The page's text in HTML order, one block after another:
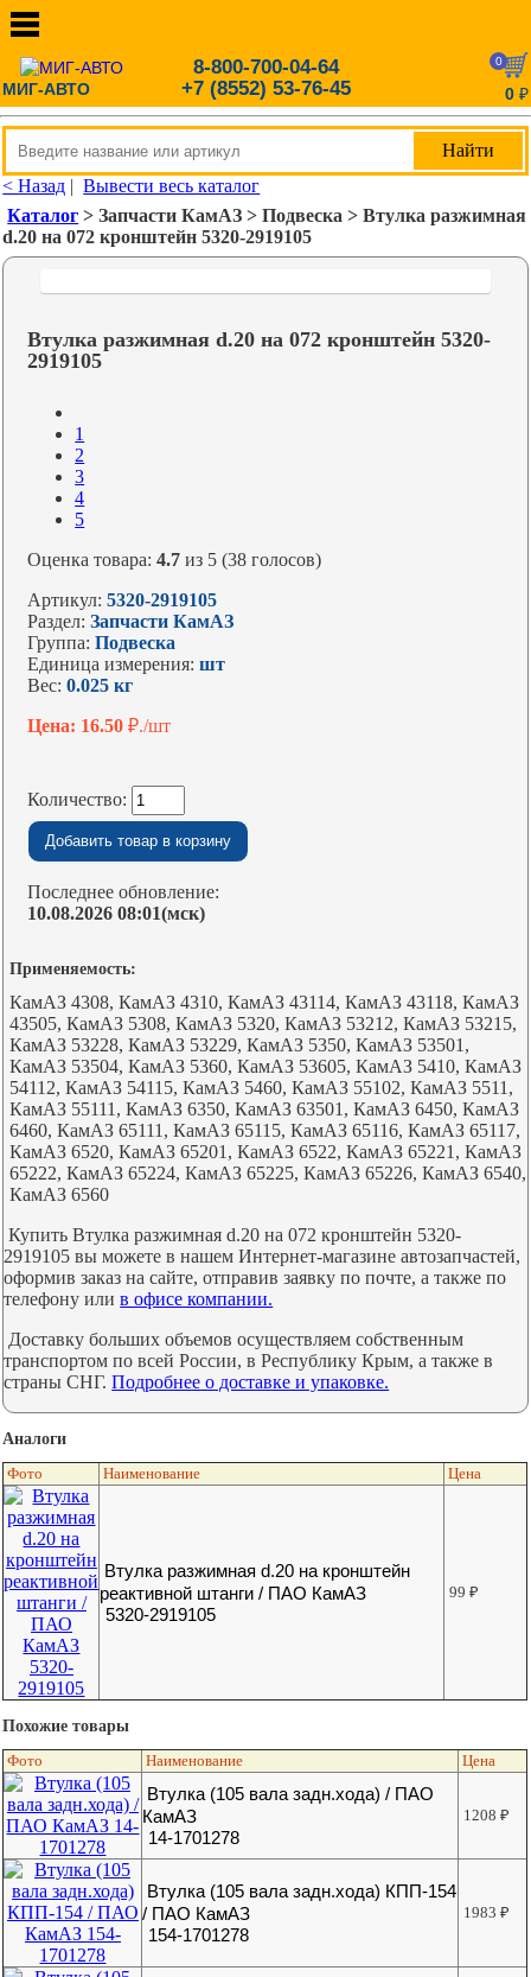
МИГ-АВТО
8-800-700-04-64
+7 (8552) 53-76-45
0
0 ₽
< Назад |Вывести весь каталог
Каталог > Запчасти КамАЗ > Подвеска > Втулка разжимная
d.20 на 072 кронштейн 5320-2919105
Втулка разжимная d.20 на 072 кронштейн 5320-
2919105
1
2
3
4
5
Оценка товара:4.7 из 5 (38 голосов)
Артикул:5320-2919105
Раздел:Запчасти КамАЗ
Группа:Подвеска
Единица измерения:шт
Вес:0.025 кг
Цена: 16.50₽./шт
Количество:
Последнее обновление:
10.08.2026 08:01(мск)
Применяемость:
КамАЗ 4308, КамАЗ 4310, КамАЗ 43114, КамАЗ 43118, КамАЗ
43505, КамАЗ 5308, КамАЗ 5320, КамАЗ 53212, КамАЗ 53215,
КамАЗ 53228, КамАЗ 53229, КамАЗ 5350, КамАЗ 53501,
КамАЗ 53504, КамАЗ 5360, КамАЗ 53605, КамАЗ 5410, КамАЗ
54112, КамАЗ 54115, КамАЗ 5460, КамАЗ 55102, КамАЗ 5511,
КамАЗ 55111, КамАЗ 6350, КамАЗ 63501, КамАЗ 6450, КамАЗ
6460, КамАЗ 65111, КамАЗ 65115, КамАЗ 65116, КамАЗ 65117,
КамАЗ 6520, КамАЗ 65201, КамАЗ 6522, КамАЗ 65221, КамАЗ
65222, КамАЗ 65224, КамАЗ 65225, КамАЗ 65226, КамАЗ 6540,
КамАЗ 6560
Купить Втулка разжимная d.20 на 072 кронштейн 5320-
2919105 вы можете в нашем Интернет-магазине автозапчастей,
оформив заказ на сайте, отправив заявку по почте, а также по
телефону илив офисе компании.
Доставку больших объемов осуществляем собственным
транспортом по всей России, в Республику Крым, а также в
страны СНГ.Подробнее о доставке и упаковке.
Аналоги
Фото Наименование Цена
Втулка разжимная d.20 на кронштейн
реактивной штанги / ПАО КамАЗ
5320-2919105
99₽
Похожие товары
Фото Наименование Цена
Втулка (105 вала задн.хода) / ПАО
КамАЗ
14-1701278
1208₽
Втулка (105 вала задн.хода) КПП-154
/ ПАО КамАЗ
154-1701278
1983₽